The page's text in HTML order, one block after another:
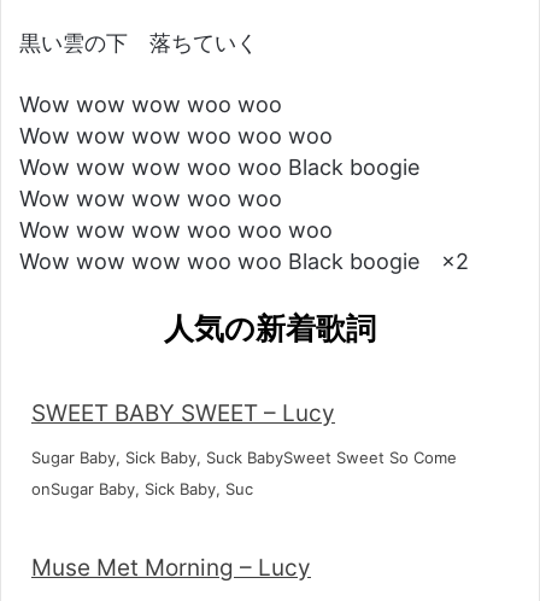
黒い雲の下 落ちていく
Wow wow wow woo woo
Wow wow wow woo woo woo
Wow wow wow woo woo Black boogie
Wow wow wow woo woo
Wow wow wow woo woo woo
Wow wow wow woo woo Black boogie ×2
人気の新着歌詞
SWEET BABY SWEET – Lucy
Sugar Baby, Sick Baby, Suck BabySweet Sweet So Come
onSugar Baby, Sick Baby, Suc
Muse Met Morning – Lucy